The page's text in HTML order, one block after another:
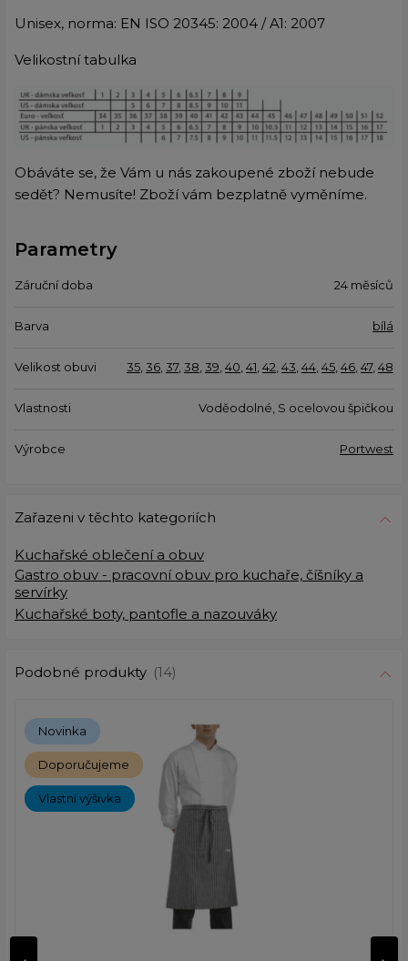
Unisex, norma: EN ISO 20345: 2004 / A1: 2007
Velikostní tabulka
Obáváte se, že Vám u nás zakoupené zboží nebude
sedět? Nemusíte! Zboží vám bezplatně vyměníme.
Parametry
Záruční doba 24 měsíců
Barva bílá
Velikost obuvi 35 36 37, 38 39 40 41 42 43 44 45 46 47, 48
Vlastnosti Voděodolné, S ocelovou špičkou
Výrobce Portwest
Zařazeni v těchto kategoriích
Kuchařské oblečení a obuv
Gastro obuv - pracovní obuv pro kuchaře, číšníky a
servírky
Kuchařské boty, pantofle a nazouváky
Podobné produkty (14)
Novinka
Doporučujeme
Vlastní výšivka